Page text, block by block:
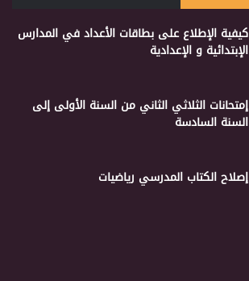
كيفية الإطلاع على بطاقات الأعداد في المدارس
الإبتدائية و الإعدادية
إمتحانات الثلاثي الثاني من السنة الأولى إلى
السنة السادسة
إصلاح الكتاب المدرسي رياضيات